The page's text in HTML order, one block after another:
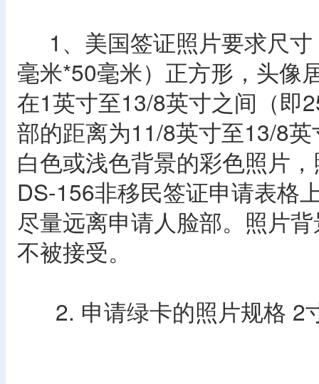
1、美国签证照片要求尺寸
毫米*50毫米）正方形，头像
在1英寸至13/8英寸之间（即
部的距离为11/8英寸至13/8
白色或浅色背景的彩色照片
DS-156非移民签证申请表格
尽量远离申请人脸部。照片
不被接受。
2. 申请绿卡的照片规格 2